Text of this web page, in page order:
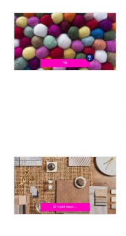
Vilt
En veel meer ...